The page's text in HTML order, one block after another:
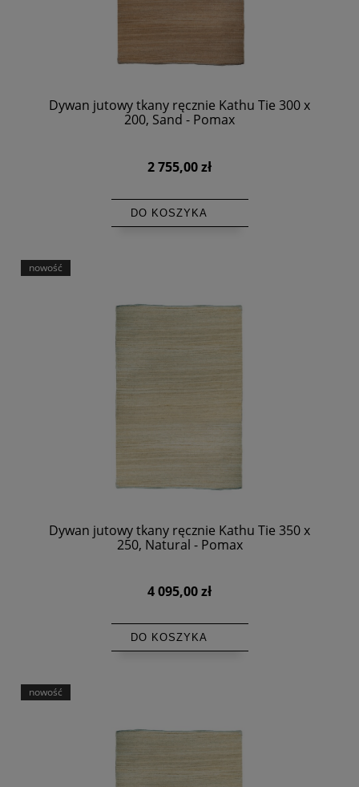
Dywan jutowy tkany ręcznie Kathu Tie 300 x
200, Sand - Pomax
2 755,00 zł
DO KOSZYKA
Dywan jutowy tkany ręcznie Kathu Tie 350 x
250, Natural - Pomax
4 095,00 zł
DO KOSZYKA
nowość
nowość